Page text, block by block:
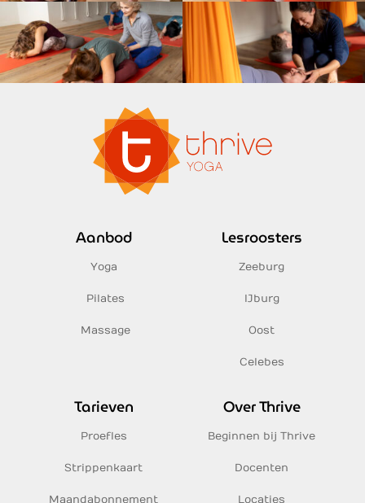
Aanbod
Yoga
Pilates
Massage
Lesroosters
Zeeburg
IJburg
Oost
Celebes
Tarieven
Proefles
Strippenkaart
Maandabonnement
Over Thrive
Beginnen bij Thrive
Docenten
Locaties